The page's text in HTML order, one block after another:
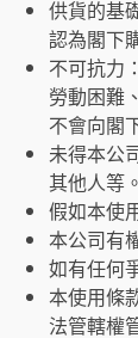
供貨的基
認為閣下
不可抗力
勞動困難
不會向閣
未得本公
其他人等。
假如本使
本公司有
如有任何
本使用條
法管轄權